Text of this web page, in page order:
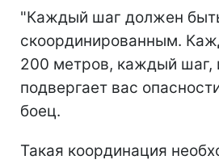
"Каждый шаг должен
скоординированным.
200 метров, каждый шаг,
подвергает вас
боец.
Такая координация